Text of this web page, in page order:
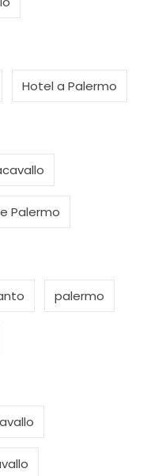
Hotel a Palermo
Palermo
palermo